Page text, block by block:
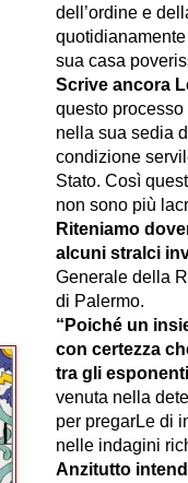
dell’ordine e
sua casa
Scrive ancora
questo
nella sua sedia
condizione
Stato. Così
non sono più
Riteniamo
alcuni stralci
Generale della
di Palermo.
“Poiché un
con certezza
tra gli
venuta nella
per pregarLe di
nelle indagini
Anzitutto